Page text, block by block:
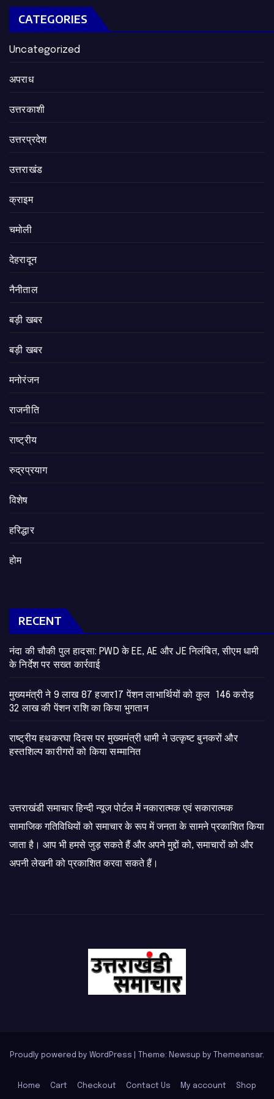
CATEGORIES
Uncategorized
अपराध
उत्तरकाशी
उत्तरप्रदेश
उत्तराखंड
क्राइम
चमोली
देहरादून
नैनीताल
बड़ी खबर
बड़ी खबर
मनोरंजन
राजनीति
राष्ट्रीय
रुद्रप्रयाग
विशेष
हरिद्धार
होम
RECENT
नंदा की चौकी पुल हादसा: PWD के EE, AE और JE निलंबित, सीएम धामी
के निर्देश पर सख्त कार्रवाई
मुख्यमंत्री ने 9 लाख 87 हजार17 पेंशन लाभार्थियों को कुल 146 करोड़
32 लाख की पेंशन राशि का किया भुगतान
राष्ट्रीय हथकरघा दिवस पर मुख्यमंत्री धामी ने उत्कृष्ट बुनकरों और
हस्तशिल्प कारीगरों को किया सम्मानित
उत्तराखंडी समाचार हिन्दी न्यूज पोर्टल में नकारात्मक एवं सकारात्मक
सामाजिक गतिविधियों को समाचार के रूप में जनता के सामने प्रकाशित किया
जाता है। आप भी हमसे जुड़ सकते हैं और अपने मुद्दों को, समाचारों को और
अपनी लेखनी को प्रकाशित करवा सकते हैं।
Proudly powered by WordPress Theme: Newsup by Themeansar.
Home Cart Checkout Contact Us My account Shop